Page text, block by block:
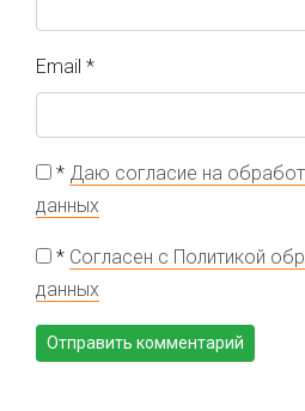
Email *
* Даю согласие на
данных
* Согласен с Политикой
данных